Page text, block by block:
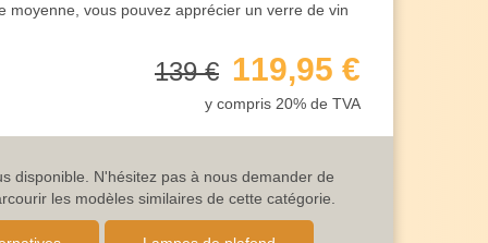
moyenne, vous pouvez apprécier un verre de vin
en famille ou entre amis
un dîner romantique
invite à la rêverie
vous plonge dans une atmosphère agréable
bonne stabilité
139 € 119,95 €
y compris 20% de TVA
disponible. N'hésitez pas à nous demander de
les modèles similaires de cette catégorie.